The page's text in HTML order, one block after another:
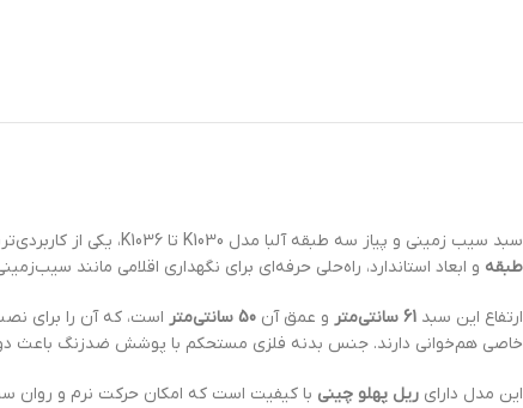
سبد سیب زمینی و پیاز سه طبقه آلبا مدل K1030 تا K1036، یکی از کاربردی‌ترین و بادوام‌ترین اکسسوری‌های کابینت آشپزخانه است که برای نظم‌دهی و استفاده بهینه از فضای کابینت‌های زمینی طراحی شده است. این مدل با
طبقه و ابعاد استاندارد، راه‌حلی حرفه‌ای برای نگهداری اقلامی مانند
ارتفاع این سبد 61 سانتی‌متر و عمق آن 50 سانتی‌متر است، که آن را برای
خاصی هم‌خوانی دارند. جنس بدنه فلزی مستحکم با پوشش ضدزنگ باعث
این مدل دارای ریل پهلو چینی با کیفیت است که امکان حرکت نرم و روان